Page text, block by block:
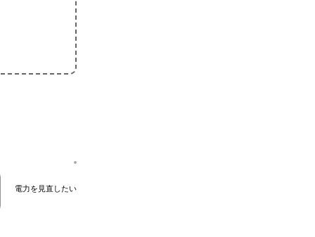
電力を見直したい